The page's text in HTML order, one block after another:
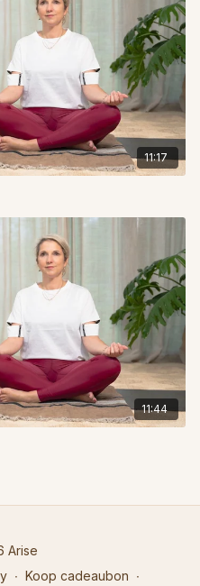
11:17
11:44
Arise
∙ Koop cadeaubon ∙